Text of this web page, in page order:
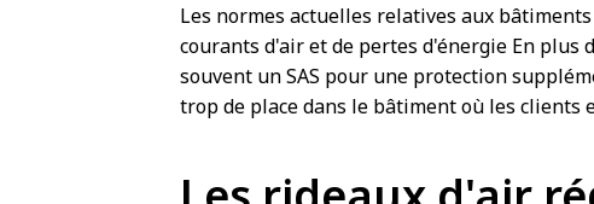
Les normes actuelles relatives aux
courants d'air et de pertes d'énergie En
souvent un SAS pour une protection
trop de place dans le bâtiment où les clients